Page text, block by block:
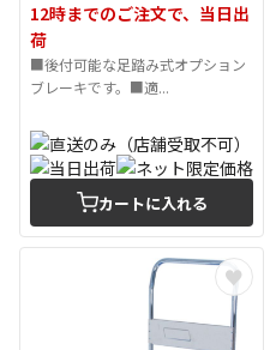
12時までのご注文で、当日出
荷
■後付可能な足踏み式オプション
ブレーキです。■適...
カートに入れる